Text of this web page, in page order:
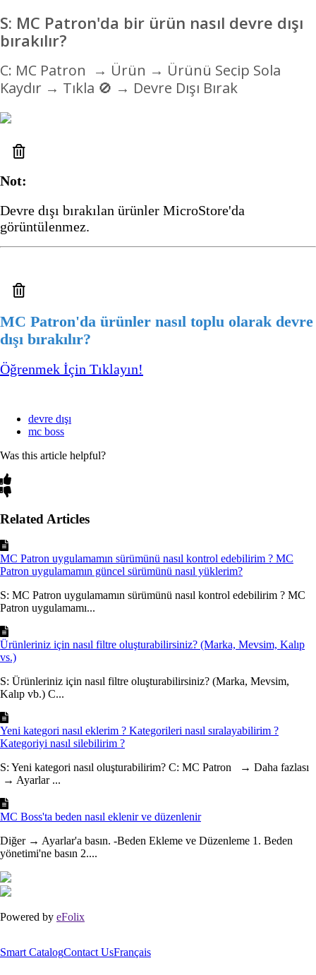
S: MC Patron'da bir ürün nasıl devre dışı
bırakılır?
C: MC Patron → Ürün → Ürünü Seçip Sola
Kaydır → Tıkla 🚫 → Devre Dışı Bırak
Not:
Devre dışı bırakılan ürünler MicroStore'da
görüntülenmez.
MC Patron'da ürünler nasıl toplu olarak devre
dışı bırakılır?
Öğrenmek İçin Tıklayın!
devre dışı
mc boss
Was this article helpful?
Related Articles
MC Patron uygulamamın sürümünü nasıl kontrol edebilirim ? MC
Patron uygulamamın güncel sürümünü nasıl yüklerim?
S: MC Patron uygulamamın sürümünü nasıl kontrol edebilirim ? MC
Patron uygulamamı...
Ürünleriniz için nasıl filtre oluşturabilirsiniz? (Marka, Mevsim, Kalıp
vs.)
S: Ürünleriniz için nasıl filtre oluşturabilirsiniz? (Marka, Mevsim,
Kalıp vb.) C...
Yeni kategori nasıl eklerim ? Kategorileri nasıl sıralayabilirim ?
Kategoriyi nasıl silebilirim ?
S: Yeni kategori nasıl oluşturabilirim? C: MC Patron → Daha fazlası
→ Ayarlar ...
MC Boss'ta beden nasıl eklenir ve düzenlenir
Diğer → Ayarlar'a basın. -Beden Ekleme ve Düzenleme 1. Beden
yönetimi'ne basın 2....
Powered by eFolix
Smart CatalogContact UsFrançais